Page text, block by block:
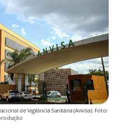
de Vigilância Sanitária (Anvisa). Foto: